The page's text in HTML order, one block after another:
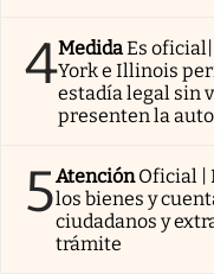
4MedidaEs
York e Illinois
estadía legal sin
presenten la
5AtenciónOficial |
los bienes y
ciudadanos y
trámite